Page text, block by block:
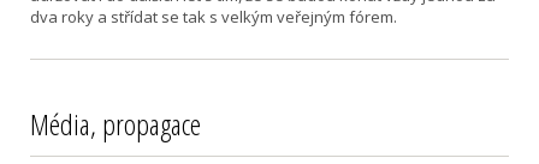
dva roky a střídat se tak s velkým veřejným fórem.
Média, propagace